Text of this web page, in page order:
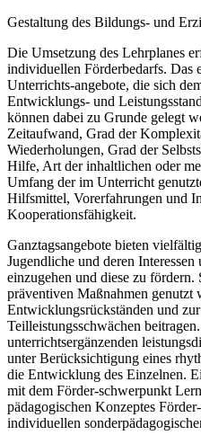
Gestaltung des Bildungs- und
Die Umsetzung des Lehrplanes
individuellen Förderbedarfs. Das
Unterrichts-angebote, die sich
Entwicklungs- und
können dabei zu Grunde gelegt
Zeitaufwand, Grad der
Wiederholungen, Grad der
Hilfe, Art der inhaltlichen oder
Umfang der im Unterricht
Hilfsmittel, Vorerfahrungen und
Kooperationsfähigkeit.
Ganztagsangebote bieten
Jugendliche und deren
einzugehen und diese zu
präventiven Maßnahmen genutzt
Entwicklungsrückständen und
Teilleistungsschwächen
unterrichtsergänzenden
unter Berücksichtigung eines
die Entwicklung des Einzelnen.
mit dem Förder-schwerpunkt
pädagogischen Konzeptes
individuellen